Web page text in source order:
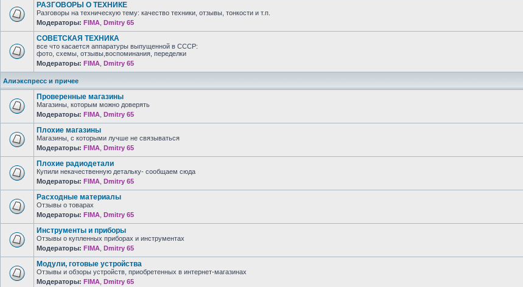
РАЗГОВОРЫ О ТЕХНИКЕ
Разговоры на техническую тему: качество техники, отзывы, тонкости и т.п.
Модераторы: FIMA Dmitry 65
СОВЕТСКАЯ ТЕХНИКА
все что касается аппаратуры выпущенной в СССР:
фото, схемы, отзывы,воспоминания, переделки
Модераторы: FIMA Dmitry 65
Алиэкспресс и причее
Проверенные магазины
Магазины, которым можно доверять
Модераторы: FIMA Dmitry 65
Плохие магазины
Магазины, с которыми лучше не связываться
Модераторы: FIMA Dmitry 65
Плохие радиодетали
Купили некачественную детальку- сообщаем сюда
Модераторы: FIMA Dmitry 65
Расходные материалы
Отзывы о товарах
Модераторы: FIMA Dmitry 65
Инструменты и приборы
Отзывы о купленных приборах и инструментах
Модераторы: FIMA Dmitry 65
Модули, готовые устройства
Отзывы и обзоры устройств, приобретенных в интернет-магазинах
Модераторы: FIMA Dmitry 65